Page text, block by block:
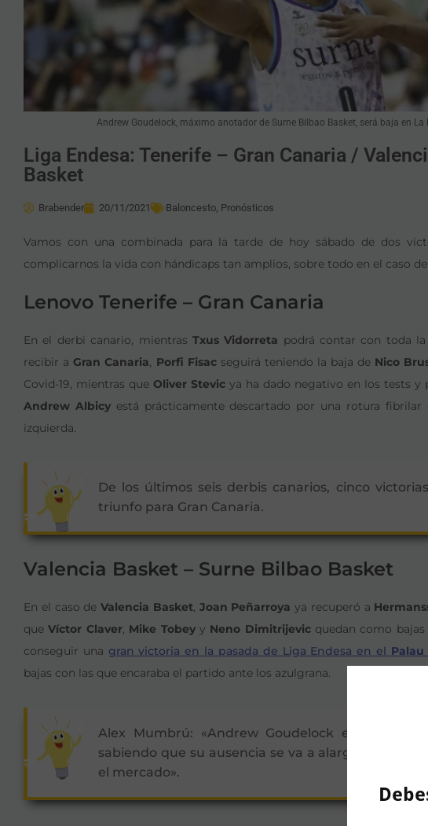
Andrew Goudelock, máximo anotador de Surne Bilbao Basket, será baja en
Liga Endesa: Tenerife – Gran Canaria /
Basket
Brabender 20/11/2021 Baloncesto, Pronósticos
Vamos con una combinada para la tarde de hoy sábado de dos
complicarnos la vida con hándicaps tan amplios, sobre todo en el caso
Lenovo Tenerife – Gran Canaria
En el derbi canario, mientras Txus Vidorreta podrá contar con toda
recibir a Gran Canaria, Porfi Fisacseguirá teniendo la baja de Nico
Covid-19, mientras que Oliver Stevic ya ha dado negativo en los tests y
Andrew Albicyestá prácticamente descartado por una rotura fibrilar
izquierda.
De los últimos seis derbis canarios, cinco
triunfo para Gran Canaria.
Valencia Basket – Surne Bilbao Basket
En el caso deValencia Basket, Joan Peñarroya ya recuperó a
queVíctor Claver, Mike Tobeyy Neno Dimitrijevicquedan como
conseguir una gran victoria en la pasada de Liga Endesa en el
bajas con las que encaraba el partido ante los azulgrana.
Alex Mumbrú: «Andrew Goudelock es el
sabiendo que su ausencia se va a alargar por su
el mercado».